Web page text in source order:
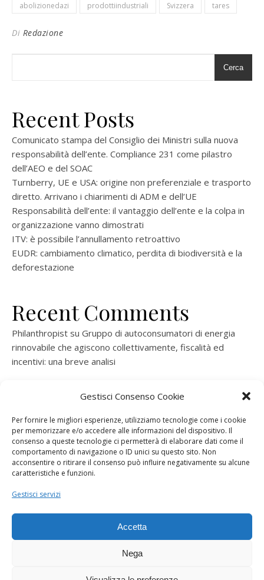
Gestisci Consenso Cookie
Per fornire le migliori esperienze, utilizziamo tecnologie come i cookie
per memorizzare e/o accedere alle informazioni del dispositivo. Il
consenso a queste tecnologie ci permetterà di elaborare dati come il
comportamento di navigazione o ID unici su questo sito. Non
acconsentire o ritirare il consenso può influire negativamente su alcune
caratteristiche e funzioni.
Gestisci servizi
Accetta
Nega
abolizionedazi prodottiindustriali Svizzera tares
Di Redazione
Cerca
Recent Posts
Comunicato stampa del Consiglio dei Ministri sulla nuova
responsabilità dell’ente. Compliance 231 come pilastro
dell’AEO e del SOAC
Turnberry, UE e USA: origine non preferenziale e trasporto
diretto. Arrivano i chiarimenti di ADM e dell’UE
Responsabilità dell’ente: il vantaggio dell’ente e la colpa in
organizzazione vanno dimostrati
ITV: è possibile l’annullamento retroattivo
EUDR: cambiamento climatico, perdita di biodiversità e la
deforestazione
Recent Comments
Philanthropist su Gruppo di autoconsumatori di energia
rinnovabile che agiscono collettivamente, fiscalità ed
incentivi: una breve analisi
rinnovabile che agiscono collettivamente, fiscalità ed
ramatogelsuGruppo di autoconsumatori di energia
rinnovabile che agiscono collettivamente, fiscalità ed
incentivi: una breve analisi
consorzio per la produzione di energia elettrica